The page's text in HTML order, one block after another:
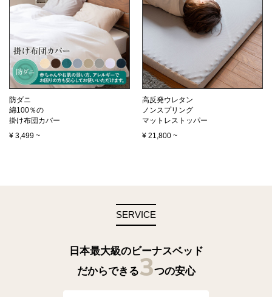
防ダニ
綿100％の
掛け布団カバー
¥ 3,499 ~
高反発ウレタン
ノンスプリング
マットレストッパー
¥ 21,800 ~
SERVICE
日本最大級のビーナスベッド
だからできる3つの安心